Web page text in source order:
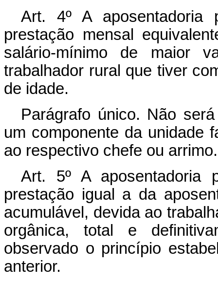
Art. 4º A aposentadoria
prestação mensal
salário-mínimo de maior
trabalhador rural que tiver
de idade.
Parágrafo único. Não
um componente da unidade
ao respectivo chefe ou arrimo.
Art. 5º A aposentadoria
prestação igual a da
acumulável, devida ao
orgânica, total e
observado o princípio
anterior.